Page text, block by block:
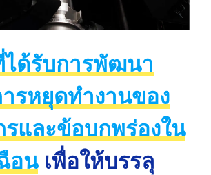
ด้รับการพัฒนา
รหยุดทำงานของ
รและข้อบกพร่องใน
อนเพื่อให้บรรลุ